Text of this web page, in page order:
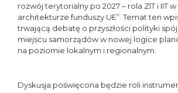
rozwój terytorialny po 2027 – rola ZIT i IIT
architekturze funduszy UE”. Temat ten
trwającą debatę o przyszłości polityki
miejscu samorządów w nowej logice
na poziomie lokalnym i regionalnym.
Dyskusja poświęcona będzie roli